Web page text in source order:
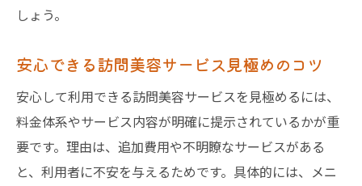
しょう。
安心できる訪問美容サービス見極めのコツ
安心して利用できる訪問美容サービスを見極めるには、
料金体系やサービス内容が明確に提示されているかが重
要です。理由は、追加費用や不明瞭なサービスがある
と、利用者に不安を与えるためです。具体的には、メニ